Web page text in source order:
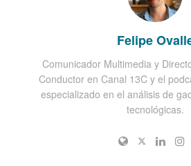
Felipe
Comunicador Multimedia y
Conductor en Canal 13C y el
especializado en el análisis de
tecnológicas.